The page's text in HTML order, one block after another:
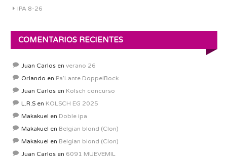
IPA 8-26
COMENTARIOS RECIENTES
Juan Carlos en verano 26
Orlando en Pa’Lante DoppelBock
Juan Carlos en Kolsch concurso
L.R.S en KOLSCH EG 2025
Makakuel en Doble ipa
Makakuel en Belgian blond (Clon)
Makakuel en Belgian blond (Clon)
Juan Carlos en 6091 MUEVEMIL